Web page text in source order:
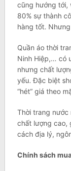
cũng hướng tới,
80% sự thành
hàng tốt.
Quần áo thời
Ninh Hiệp,… có
nhưng chất
yếu. Đặc biệt
“hét” giá theo
Thời trang nước
chất lượng cao,
cách địa lý,
Chính sách